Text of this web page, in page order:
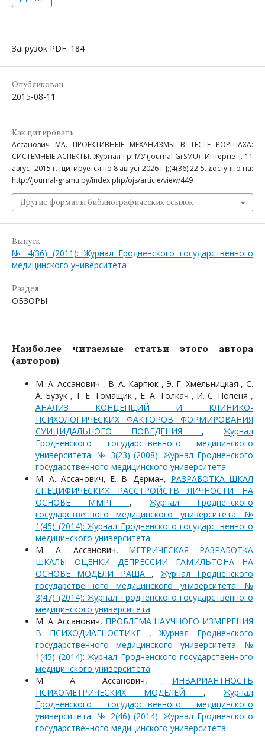
Загрузок PDF: 184
Опубликован
2015-08-11
Как цитировать
Ассанович МА. ПРОЕКТИВНЫЕ МЕХАНИЗМЫ В ТЕСТЕ РОРШАХА:
СИСТЕМНЫЕ АСПЕКТЫ. Журнал ГрГМУ (Journal GrSMU) [Интернет]. 11
август 2015 г. [цитируется по 8 август 2026 г.];(4(36):22-5. доступно на:
http://journal-grsmu.by/index.php/ojs/article/view/449
Другие форматы библиографических ссылок
Выпуск
№ 4(36) (2011): Журнал Гродненского государственного
медицинского университета
Раздел
ОБЗОРЫ
Наиболее читаемые статьи этого автора
(авторов)
М. А. Ассанович , В. А. Карпюк , Э. Г. Хмельницкая , С.
А. Бузук , Т. Е. Томащик , Е. А. Толкач , И. С. Попеня ,
АНАЛИЗ КОНЦЕПЦИЙ И КЛИНИКО-
ПСИХОЛОГИЧЕСКИХ ФАКТОРОВ ФОРМИРОВАНИЯ
СУИЦИДАЛЬНОГО ПОВЕДЕНИЯ , Журнал
Гродненского государственного медицинского
университета: № 3(23) (2008): Журнал Гродненского
государственного медицинского университета
М. А. Ассанович, Е. В. Дерман, РАЗРАБОТКА ШКАЛ
СПЕЦИФИЧЕСКИХ РАССТРОЙСТВ ЛИЧНОСТИ НА
ОСНОВЕ MMPI , Журнал Гродненского
государственного медицинского университета: №
1(45) (2014): Журнал Гродненского государственного
медицинского университета
М. А. Ассанович, МЕТРИЧЕСКАЯ РАЗРАБОТКА
ШКАЛЫ ОЦЕНКИ ДЕПРЕССИИ ГАМИЛЬТОНА НА
ОСНОВЕ МОДЕЛИ РАША , Журнал Гродненского
государственного медицинского университета: №
3(47) (2014): Журнал Гродненского государственного
медицинского университета
М. А. Ассанович, ПРОБЛЕМА НАУЧНОГО ИЗМЕРЕНИЯ
В ПСИХОДИАГНОСТИКЕ ,Журнал Гродненского
государственного медицинского университета: №
1(45) (2014): Журнал Гродненского государственного
медицинского университета
М. А. Ассанович, ИНВАРИАНТНОСТЬ
ПСИХОМЕТРИЧЕСКИХ МОДЕЛЕЙ ,Журнал
Гродненского государственного медицинского
университета: № 2(46) (2014): Журнал Гродненского
государственного медицинского университета